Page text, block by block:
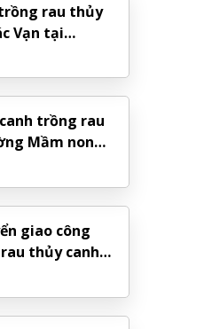
rau thủy
Vạn tại
trồng rau
Mầm non
giao công
thủy canh